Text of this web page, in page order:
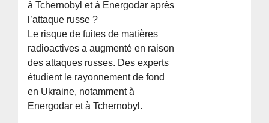
à Tchernobyl et à Energodar après
l’attaque russe ?
Le risque de fuites de matières
radioactives a augmenté en raison
des attaques russes. Des experts
étudient le rayonnement de fond
en Ukraine, notamment à
Energodar et à Tchernobyl.